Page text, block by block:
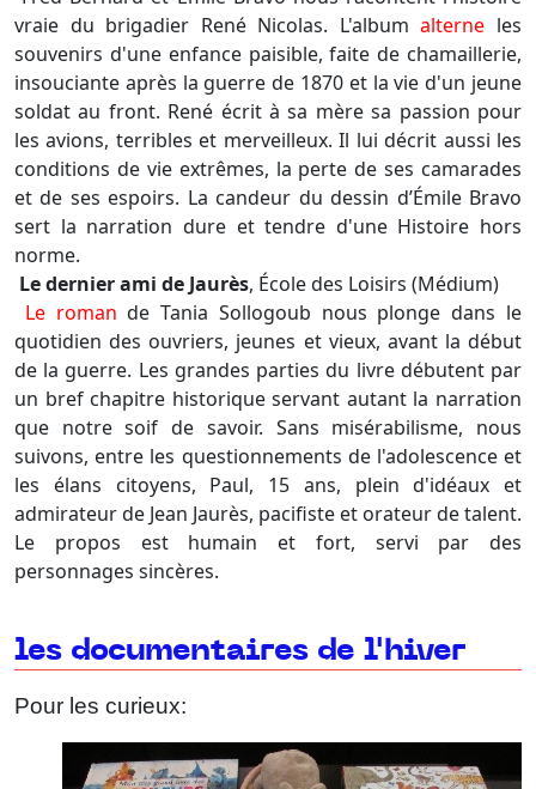
vraie du brigadier René Nicolas. L'albumalterne les
souvenirs d'une enfance paisible, faite de chamaillerie,
insouciante après la guerre de 1870 et la vie d'un jeune
soldat au front. René écrit à sa mère sa passion pour
les avions, terribles et merveilleux. Il lui décrit aussi les
conditions de vie extrêmes, la perte de ses camarades
et de ses espoirs. La candeur du dessin d’Émile Bravo
sert la narration dure et tendre d'une Histoire hors
norme.
Le dernier ami de Jaurès, École des Loisirs (Médium)
Le romande Tania Sollogoub nous plonge dans le
quotidien des ouvriers, jeunes et vieux, avant la début
de la guerre. Les grandes parties du livre débutent par
un bref chapitre historique servant autant la narration
que notre soif de savoir. Sans misérabilisme, nous
suivons, entre les questionnements de l'adolescence et
les élans citoyens, Paul, 15 ans, plein d'idéaux et
admirateur de Jean Jaurès, pacifiste et orateur de talent.
Le propos est humain et fort, servi par des
personnages sincères.
les documentaires de l'hiver
Pour les curieux: